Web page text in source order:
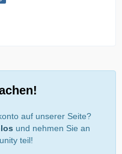
auf unserer Seite?
und nehmen Sie an
teil!